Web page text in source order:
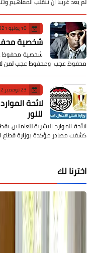
10 يونيو 2021
شخصية
شخصية محفوظ
محفوظ عجب ومحفوظ عجب لمن لا
23 نوفمبر 2022
لائحة
للنور
لائحة الموارد البشرية للعاملين
كشفت مصادر مؤكدة بوزارة قطاع
اخترنا لك